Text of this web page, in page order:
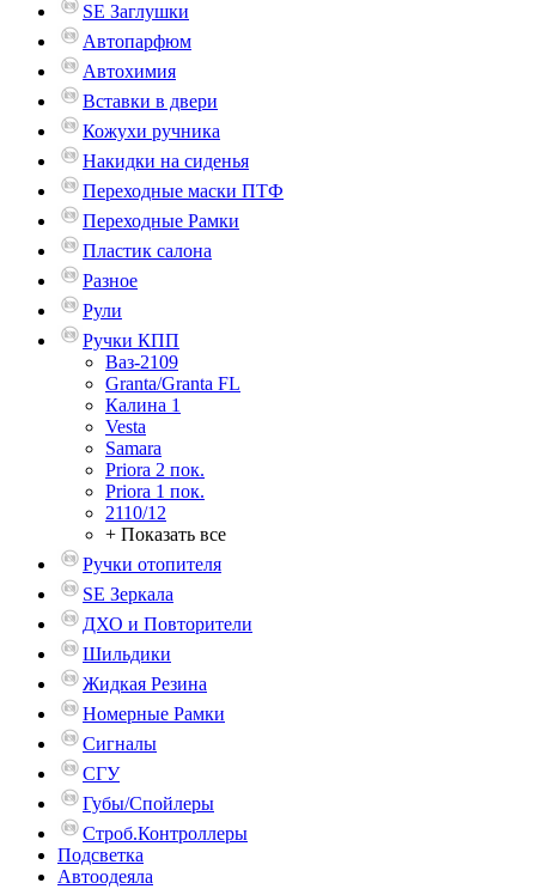
SE Заглушки
Автопарфюм
Автохимия
Вставки в двери
Кожухи ручника
Накидки на сиденья
Переходные маски ПТФ
Переходные Рамки
Пластик салона
Разное
Рули
Ручки КПП
Ваз-2109
Granta/Granta FL
Калина 1
Vesta
Samara
Priora 2 пок.
Priora 1 пок.
2110/12
+ Показать все
Ручки отопителя
SE Зеркала
ДХО и Повторители
Шильдики
Жидкая Резина
Номерные Рамки
Сигналы
СГУ
Губы/Спойлеры
Строб.Контроллеры
Подсветка
Автоодеяла